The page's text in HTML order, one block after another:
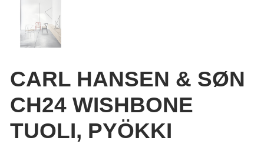
CARL HANSEN & SØN
CH24 WISHBONE
TUOLI, PYÖKKI